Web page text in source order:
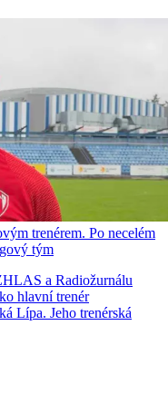
trenérem. Po necelém
tým
a Radiožurnálu
hlavní trenér
Lípa. Jeho trenérská